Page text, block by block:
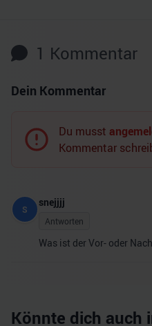
1 Kommentar
Dein Kommentar
Du musst
Kommentar
S
snejjjj
Antworten
Was ist der Vor- oder
Könnte dich auch